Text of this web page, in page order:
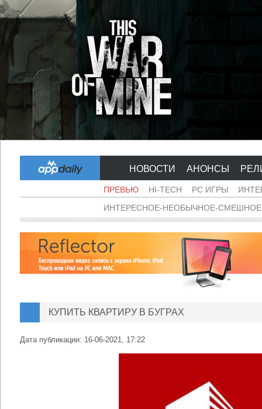
НОВОСТИ АНОНСЫ
ПРЕВЬЮ HI-TECH PC ИГРЫ
ИНТЕРЕСНОЕ-НЕОБЫЧНОЕ-
КУПИТЬ КВАРТИРУ В БУГРАХ
Дата публикации: 16-06-2021, 17:22